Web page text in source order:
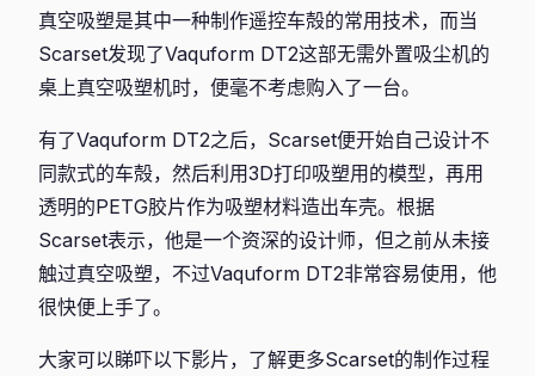
真空吸塑是其中一种制作遥控车殻的常用技术，而当
Scarset发现了Vaquform DT2这部无需外置吸尘机的
桌上真空吸塑机时，便毫不考虑购入了一台。
有了Vaquform DT2之后，Scarset便开始自己设计不
同款式的车殻，然后利用3D打印吸塑用的模型，再用
透明的PETG胶片作为吸塑材料造出车壳。根据
Scarset表示，他是一个资深的设计师，但之前从未接
触过真空吸塑，不过Vaquform DT2非常容易使用，他
很快便上手了。
大家可以睇吓以下影片，了解更多Scarset的制作过程